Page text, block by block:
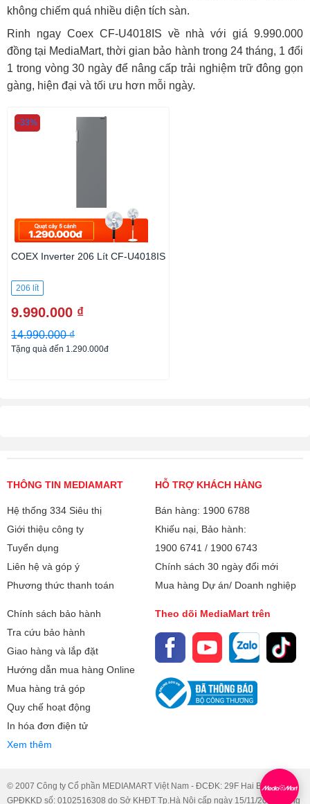
không chiếm quá nhiều diện tích sàn.
Rinh ngay Coex CF-U4018IS về nhà với giá 9.990.000
đồng tại MediaMart, thời gian bảo hành trong 24 tháng, 1 đổi
1 trong vòng 30 ngày để nâng cấp trải nghiệm trữ đông gọn
gàng, hiện đại và tối ưu hơn mỗi ngày.
COEX Inverter 206 Lít CF-U4018IS
206 lít
9.990.000 ₫
14.990.000 ₫
-33%
Tặng quà đến 1.290.000đ
THÔNG TIN MEDIAMART
Hệ thống 334 Siêu thị
Giới thiệu công ty
Tuyển dụng
Liên hệ và góp ý
Phương thức thanh toán
HỖ TRỢ KHÁCH HÀNG
Bán hàng: 1900 6788
Khiếu nại, Bảo hành:
1900 6741 / 1900 6743
Chính sách 30 ngày đổi mới
Mua hàng Dự án/ Doanh nghiệp
Chính sách bảo hành
Tra cứu bảo hành
Giao hàng và lắp đặt
Hướng dẫn mua hàng Online
Mua hàng trả góp
Quy chế hoạt động
In hóa đơn điện tử
Xem thêm
Theo dõi MediaMart trên
© 2007 Công ty Cổ phần MEDIAMART Việt Nam - ĐCĐK: 29F Hai Bà Trưng.
GPĐKKD số: 0102516308 do Sở KHĐT Tp.Hà Nội cấp ngày 15/11/2007, đăng